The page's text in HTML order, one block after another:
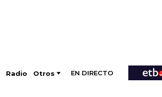
Radio Otros EN DIRECTO